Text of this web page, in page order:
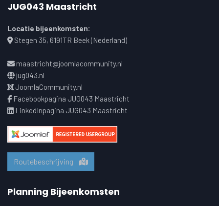
JUG043 Maastricht
Locatie bijeenkomsten:
Stegen 35, 6191TR Beek (Nederland)
maastricht@joomlacommunity.nl
jug043.nl
JoomlaCommunity.nl
Facebookpagina JUG043 Maastricht
LinkedInpagina JUG043 Maastricht
Routebeschrijving
Planning Bijeenkomsten